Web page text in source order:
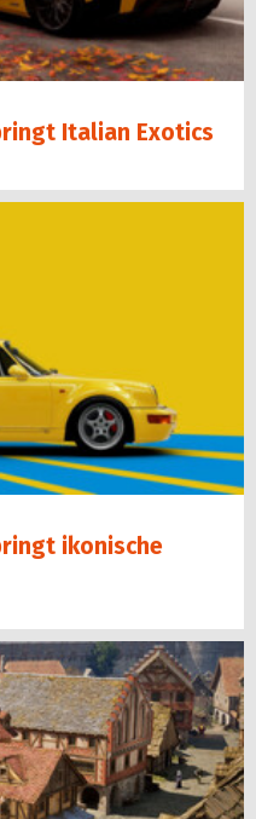
Italian Exotics
ikonische